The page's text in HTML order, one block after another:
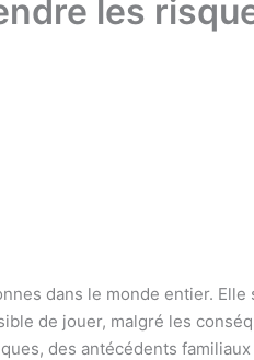
les
dans le monde entier.
de jouer, malgré les
des antécédents